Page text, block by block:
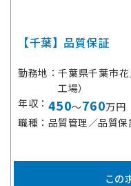
【千葉】品質保証
勤務地
千葉県千葉市
工場）
年収
450～760万円
職種
品質管理／品質
この